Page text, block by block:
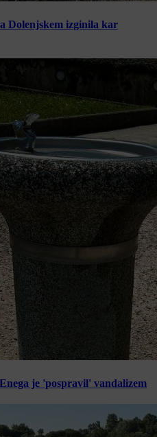
Dolenjskem izginila kar
je 'pospravil' vandalizem